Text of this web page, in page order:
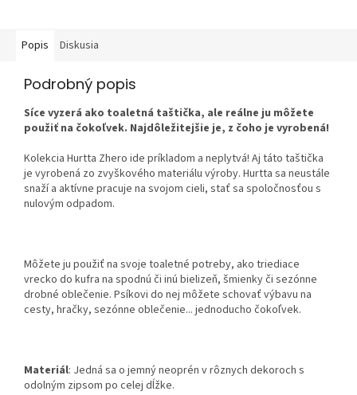
Popis Diskusia
Podrobný popis
Síce vyzerá ako toaletná taštička, ale reálne ju môžete
použiť na čokoľvek. Najdôležitejšie je, z čoho je vyrobená!
Kolekcia Hurtta Zhero ide príkladom a neplytvá! Aj táto taštička
je vyrobená zo zvyškového materiálu výroby. Hurtta sa neustále
snaží a aktívne pracuje na svojom cieli, stať sa spoločnosťou s
nulovým odpadom.
Môžete ju použiť na svoje toaletné potreby, ako triediace
vrecko do kufra na spodnú či inú bielizeň, šmienky či sezónne
drobné oblečenie. Psíkovi do nej môžete schovať výbavu na
cesty, hračky, sezónne oblečenie... jednoducho čokoľvek.
Materiál: Jedná sa o jemný neoprén v rôznych dekoroch s
odolným zipsom po celej dĺžke.